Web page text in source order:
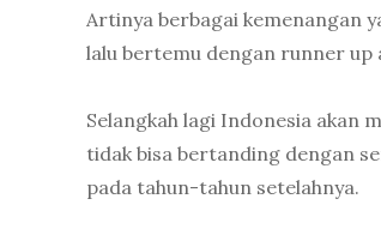
Artinya berbagai kemenangan
lalu bertemu dengan runner up
Selangkah lagi Indonesia akan
tidak bisa bertanding dengan
pada tahun-tahun setelahnya.